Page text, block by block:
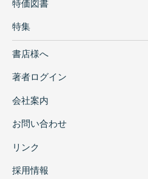
特価図書
特集
書店様へ
著者ログイン
会社案内
お問い合わせ
リンク
採用情報